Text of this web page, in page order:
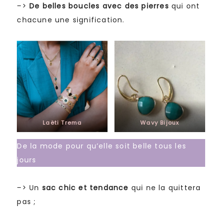
–>De belles boucles avec des pierres qui ont
chacune une signification.
Laëti Trema Wavy Bijoux
De la mode pour qu’elle soit belle tous les
jours
–> Un sac chic et tendance qui ne la quittera
pas ;